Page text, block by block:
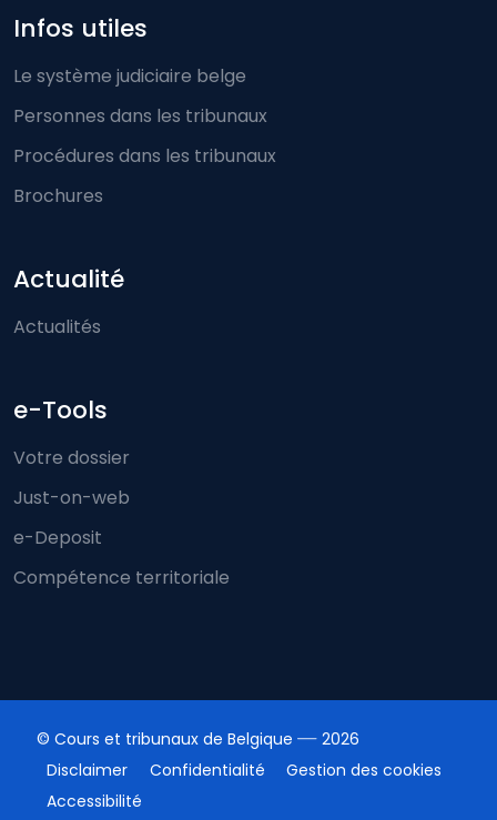
Infos utiles
Le système judiciaire belge
Personnes dans les tribunaux
Procédures dans les tribunaux
Brochures
Actualité
Actualités
e-Tools
Votre dossier
Just-on-web
e-Deposit
Compétence territoriale
© Cours et tribunaux de Belgique
2026
Disclaimer
Confidentialité
Gestion des cookies
Accessibilité